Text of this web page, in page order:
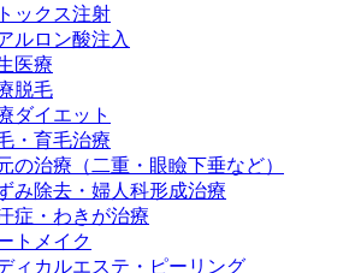
ックス注射
ルロン酸注入
医療
脱毛
ダイエット
・育毛治療
の治療（二重・眼瞼下垂など）
み除去・婦人科形成治療
症・わきが治療
トメイク
ィカルエステ・ピーリング